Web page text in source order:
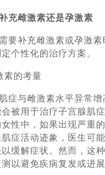
充雌激素还是孕激素
要补充雌激素或孕激
个性化的治疗方案。
素的考量
症与雌激素水平异常
被用于治疗子宫腺肌
性中，如果出现严重
症活动迹象，医生可
缓解症状。然而，这
以避免疾病复发或进展